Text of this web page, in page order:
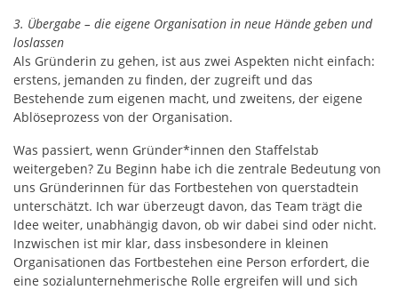
3. Übergabe – die eigene Organisation in neue Hände geben und
loslassen
Als Gründerin zu gehen, ist aus zwei Aspekten nicht einfach:
erstens, jemanden zu finden, der zugreift und das
Bestehende zum eigenen macht, und zweitens, der eigene
Ablöseprozess von der Organisation.
Was passiert, wenn Gründer*innen den Staffelstab
weitergeben? Zu Beginn habe ich die zentrale Bedeutung von
uns Gründerinnen für das Fortbestehen von querstadtein
unterschätzt. Ich war überzeugt davon, das Team trägt die
Idee weiter, unabhängig davon, ob wir dabei sind oder nicht.
Inzwischen ist mir klar, dass insbesondere in kleinen
Organisationen das Fortbestehen eine Person erfordert, die
eine sozialunternehmerische Rolle ergreifen will und sich